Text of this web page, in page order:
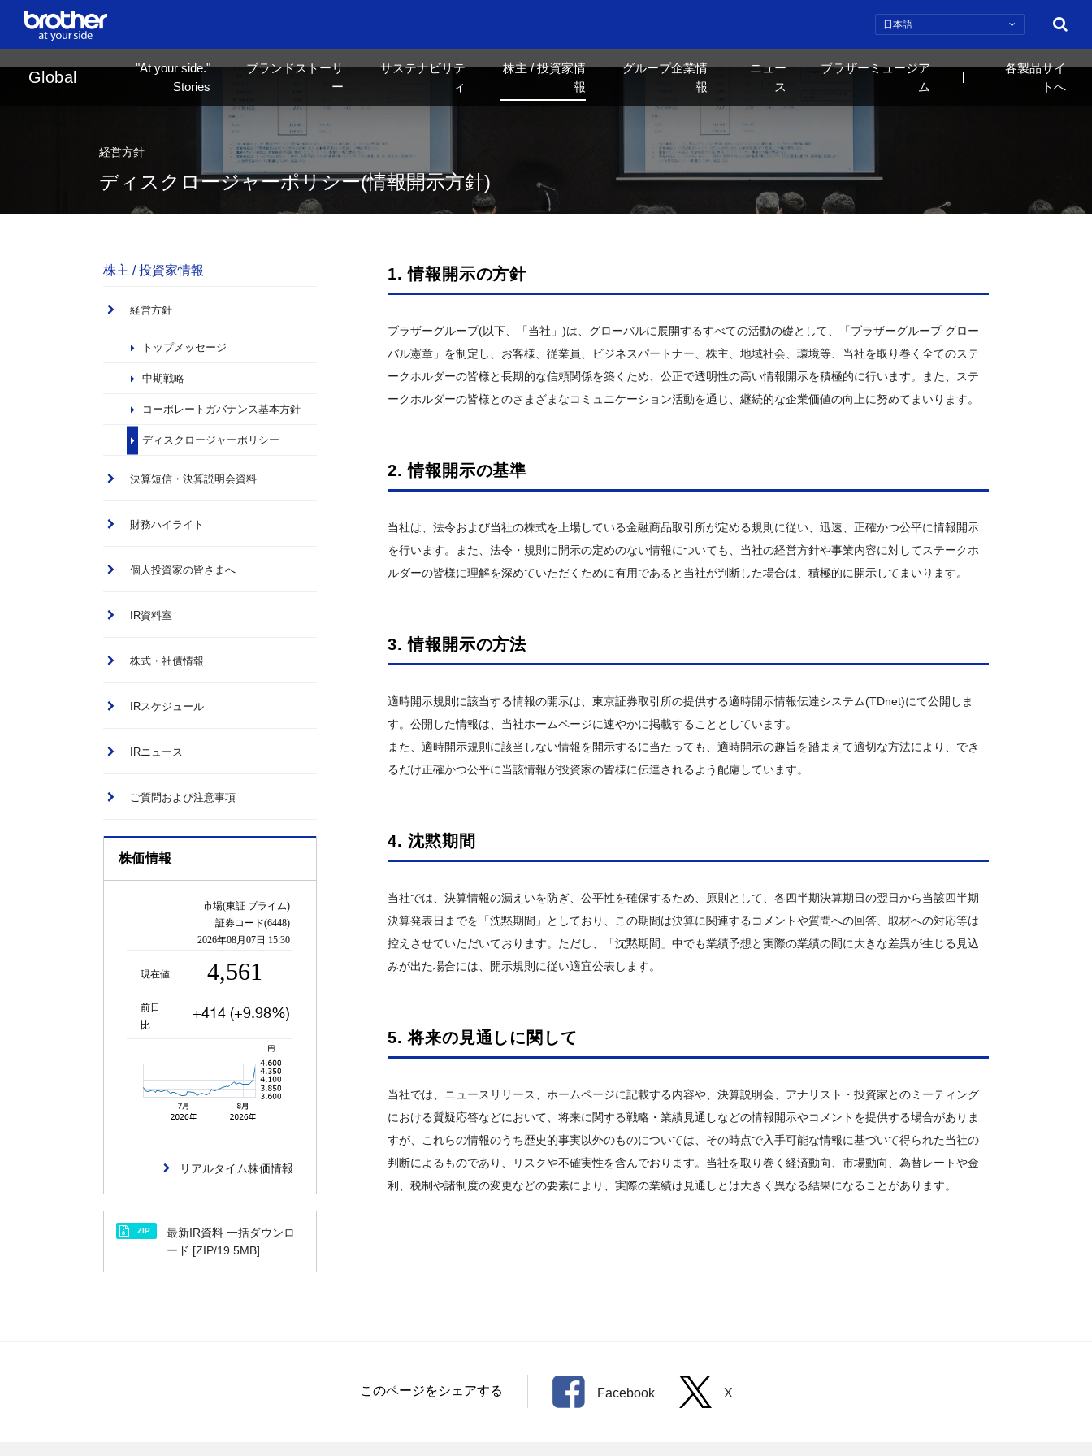
ja日本語
検索
Global
"At your side."
Stories
ブランドストーリ
ー
サステナビリテ
ィ
株主 / 投資家情
報
グループ企業情
報
ニュー
ス
ブラザーミュージア
ム
各製品サイ
トへ
経営方針
ディスクロージャーポリシー(情報開示方針)
株主 / 投資家情報
経営方針
トップメッセージ
中期戦略
コーポレートガバナンス基本方針
ディスクロージャーポリシー
決算短信・決算説明会資料
財務ハイライト
個人投資家の皆さまへ
IR資料室
株式・社債情報
IRスケジュール
IRニュース
ご質問および注意事項
株価情報
リアルタイム株価情報
ZIP
最新IR資料 一括ダウンロ
ード [ZIP/19.5MB]
1. 情報開示の方針
ブラザーグループ(以下、「当社」)は、グローバルに展開するすべての活動の礎として、「ブラザーグループ グロー
バル憲章」を制定し、お客様、従業員、ビジネスパートナー、株主、地域社会、環境等、当社を取り巻く全てのステ
ークホルダーの皆様と長期的な信頼関係を築くため、公正で透明性の高い情報開示を積極的に行います。また、ステ
ークホルダーの皆様とのさまざまなコミュニケーション活動を通じ、継続的な企業価値の向上に努めてまいります。
2. 情報開示の基準
当社は、法令および当社の株式を上場している金融商品取引所が定める規則に従い、迅速、正確かつ公平に情報開示
を行います。また、法令・規則に開示の定めのない情報についても、当社の経営方針や事業内容に対してステークホ
ルダーの皆様に理解を深めていただくために有用であると当社が判断した場合は、積極的に開示してまいります。
3. 情報開示の方法
適時開示規則に該当する情報の開示は、東京証券取引所の提供する適時開示情報伝達システム(TDnet)にて公開しま
す。公開した情報は、当社ホームページに速やかに掲載することとしています。
また、適時開示規則に該当しない情報を開示するに当たっても、適時開示の趣旨を踏まえて適切な方法により、でき
るだけ正確かつ公平に当該情報が投資家の皆様に伝達されるよう配慮しています。
4. 沈黙期間
当社では、決算情報の漏えいを防ぎ、公平性を確保するため、原則として、各四半期決算期日の翌日から当該四半期
決算発表日までを「沈黙期間」としており、この期間は決算に関連するコメントや質問への回答、取材への対応等は
控えさせていただいております。ただし、「沈黙期間」中でも業績予想と実際の業績の間に大きな差異が生じる見込
みが出た場合には、開示規則に従い適宜公表します。
5. 将来の見通しに関して
当社では、ニュースリリース、ホームページに記載する内容や、決算説明会、アナリスト・投資家とのミーティング
における質疑応答などにおいて、将来に関する戦略・業績見通しなどの情報開示やコメントを提供する場合がありま
すが、これらの情報のうち歴史的事実以外のものについては、その時点で入手可能な情報に基づいて得られた当社の
判断によるものであり、リスクや不確実性を含んでおります。当社を取り巻く経済動向、市場動向、為替レートや金
利、税制や諸制度の変更などの要素により、実際の業績は見通しとは大きく異なる結果になることがあります。
このページをシェアする Facebook X